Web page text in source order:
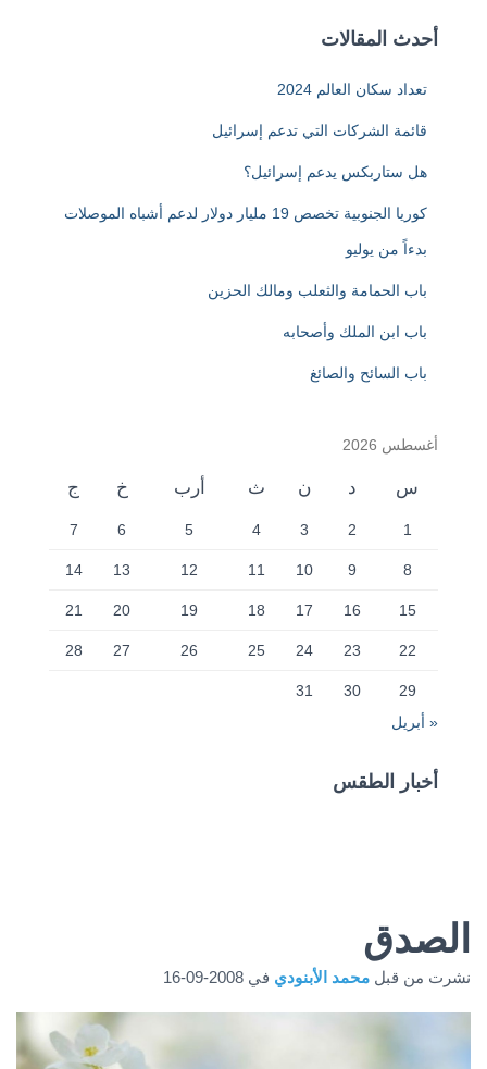
أحدث المقالات
تعداد سكان العالم 2024
قائمة الشركات التي تدعم إسرائيل
هل ستاربكس يدعم إسرائيل؟
كوريا الجنوبية تخصص 19 مليار دولار لدعم أشباه الموصلات
بدءاً من يوليو
باب الحمامة والثعلب ومالك الحزين
باب ابن الملك وأصحابه
باب السائح والصائغ
أغسطس 2026
س د ن ث أرب خ ج
1
2
3
4
5
6
7
8
9
10
11
12
13
14
15
16
17
18
19
20
21
22
23
24
25
26
27
28
29
30
31
« أبريل
أخبار الطقس
الصدق
نشرت من قبل محمد الأبنودي في 2008-09-16